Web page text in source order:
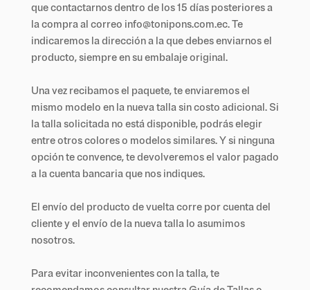
que contactarnos dentro de los 15 días posteriores a
la compra al correo info@tonipons.com.ec. Te
indicaremos la dirección a la que debes enviarnos el
producto, siempre en su embalaje original.
Una vez recibamos el paquete, te enviaremos el
mismo modelo en la nueva talla sin costo adicional. Si
la talla solicitada no está disponible, podrás elegir
entre otros colores o modelos similares. Y si ninguna
opción te convence, te devolveremos el valor pagado
a la cuenta bancaria que nos indiques.
El envío del producto de vuelta corre por cuenta del
cliente y el envío de la nueva talla lo asumimos
nosotros.
Para evitar inconvenientes con la talla, te